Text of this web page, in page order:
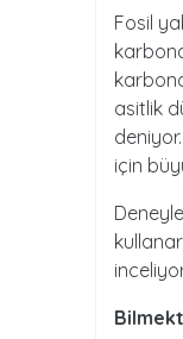
Fosil
asitlik
için